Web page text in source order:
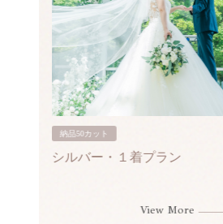
納品50カット
シルバー・１着プラン
View More